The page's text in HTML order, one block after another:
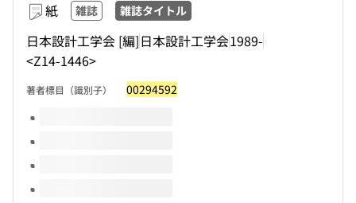
紙 雑誌 雑誌タイトル
日本設計工学会 [編]日本設計工学会1989-
<Z14-1446>
著者標目（識別子） 00294592
このタイトルの巻号